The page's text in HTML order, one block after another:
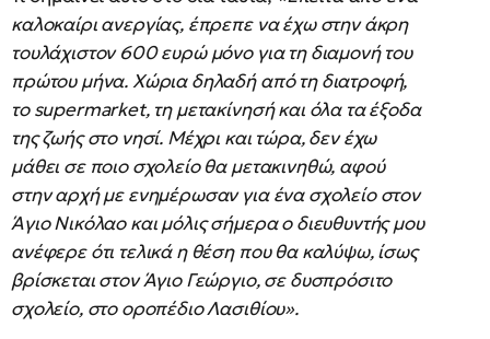
καλοκαίρι ανεργίας, έπρεπε να έχω στην άκρη
τουλάχιστον 600 ευρώ μόνο για τη διαμονή του
πρώτου μήνα. Χώρια δηλαδή από τη διατροφή,
το supermarket, τη μετακίνησή και όλα τα έξοδα
της ζωής στο νησί. Μέχρι και τώρα, δεν έχω
μάθει σε ποιο σχολείο θα μετακινηθώ, αφού
στην αρχή με ενημέρωσαν για ένα σχολείο στον
Άγιο Νικόλαο και μόλις σήμερα ο διευθυντής μου
ανέφερε ότι τελικά η θέση που θα καλύψω, ίσως
βρίσκεται στον Άγιο Γεώργιο, σε δυσπρόσιτο
σχολείο, στο οροπέδιο Λασιθίου».